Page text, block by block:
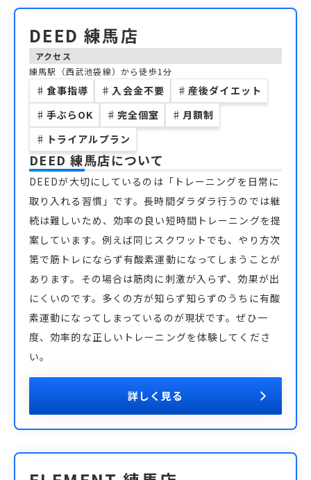
DEED 練馬店
アクセス
練馬駅（西武池袋線）から徒歩1分
♯ 食事指導 ♯ 入会金不要 ♯ 産後ダイエット
♯ 手ぶらOK ♯ 完全個室 ♯ 月額制
♯ トライアルプラン
DEED 練馬店について
DEEDが大切にしているのは「トレーニングを日常に
取り入れる習慣」です。長時間ダラダラ行うのでは継
続は難しいため、効率の良い短時間トレーニングを提
案しています。例えば同じスクワットでも、やり方次
第で筋トレにならず有酸素運動になってしまうことが
あります。その場合は筋肉に刺激が入らず、効果が出
にくいのです。多くの方が知らず知らずのうちに有酸
素運動になってしまっているのが現状です。ぜひ一
度、効率的な正しいトレーニングを体験してくださ
い。
詳しく見る